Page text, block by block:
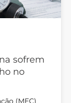
sofrem
no
(MEC)